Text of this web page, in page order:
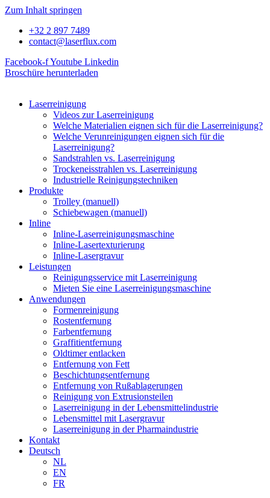
Zum Inhalt springen
+32 2 897 7489
contact@laserflux.com
Facebook-fYoutube Linkedin
Broschüre herunterladen
Laserreinigung
Videos zur Laserreinigung
Welche Materialien eignen sich für die Laserreinigung?
Welche Verunreinigungen eignen sich für die
Laserreinigung?
Sandstrahlen vs. Laserreinigung
Trockeneisstrahlen vs. Laserreinigung
Industrielle Reinigungstechniken
Produkte
Trolley (manuell)
Schiebewagen (manuell)
Inline
Inline-Laserreinigungsmaschine
Inline-Lasertexturierung
Inline-Lasergravur
Leistungen
Reinigungsservice mit Laserreinigung
Mieten Sie eine Laserreinigungsmaschine
Anwendungen
Formenreinigung
Rostentfernung
Farbentfernung
Graffitientfernung
Oldtimer entlacken
Entfernung von Fett
Beschichtungsentfernung
Entfernung von Rußablagerungen
Reinigung von Extrusionsteilen
Laserreinigung in der Lebensmittelindustrie
Lebensmittel mit Lasergravur
Laserreinigung in der Pharmaindustrie
Kontakt
Deutsch
NL
EN
FR